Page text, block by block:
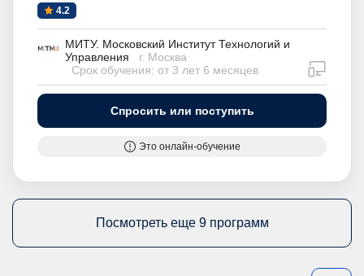
4.2
МИТУ. Московский Институт Технологий и
Управления
г. Москва
Срок обучения: от 3 лет 6 месяцев
Спросить или поступить
Это онлайн-обучение
Посмотреть еще 9 программ